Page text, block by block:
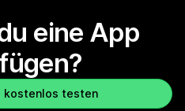
eine App
kostenlos testen